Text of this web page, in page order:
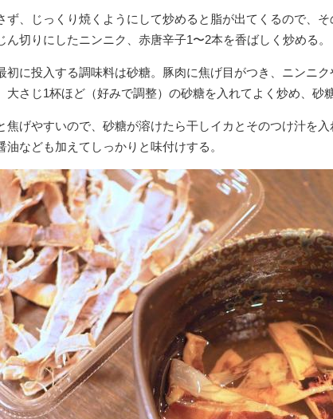
ず、じっくり焼くようにして炒めると脂が出てくるので、
ん切りにしたニンニク、赤唐辛子1〜2本を香ばしく炒める。
初に投入する調味料は砂糖。豚肉に焦げ目がつき、ニンニ
大さじ1杯ほど（好みで調整）の砂糖を入れてよく炒め、砂
焦げやすいので、砂糖が溶けたら干しイカとそのつけ汁を入
油なども加えてしっかりと味付けする。